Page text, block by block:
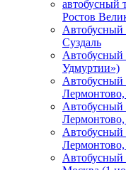
автобусный
Ростов
Суздаль
Автобусный
Удмуртии»)
Автобусный
Лермонтово,
Автобусный
Лермонтово,
Автобусный
Лермонтово,
Автобусный